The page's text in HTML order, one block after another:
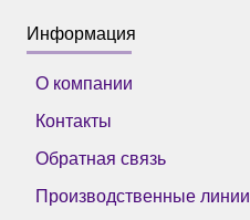
Информация
О компании
Контакты
Обратная связь
Производственные линии